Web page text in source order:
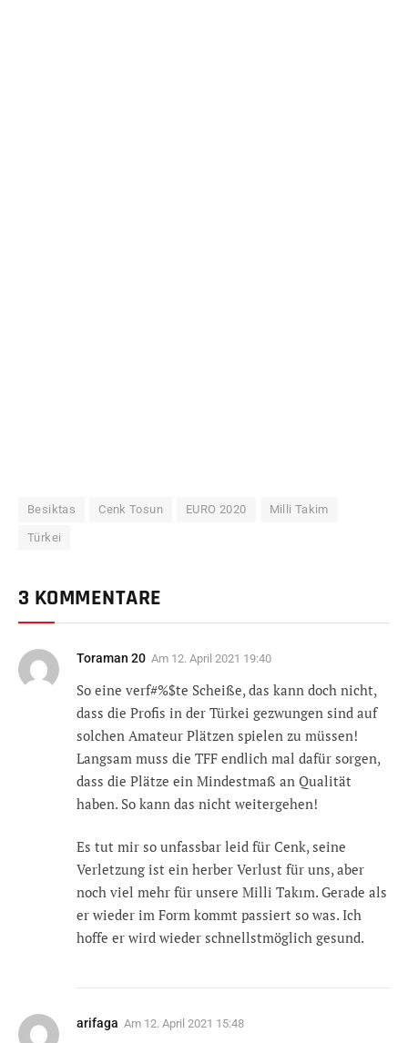
Besiktas Cenk Tosun EURO 2020 Milli Takim
Türkei
3 KOMMENTARE
Toraman 20 Am 12. April 2021 19:40
So eine verf#%$te Scheiße, das kann doch nicht,
dass die Profis in der Türkei gezwungen sind auf
solchen Amateur Plätzen spielen zu müssen!
Langsam muss die TFF endlich mal dafür sorgen,
dass die Plätze ein Mindestmaß an Qualität
haben. So kann das nicht weitergehen!
Es tut mir so unfassbar leid für Cenk, seine
Verletzung ist ein herber Verlust für uns, aber
noch viel mehr für unsere Milli Takım. Gerade als
er wieder im Form kommt passiert so was. Ich
hoffe er wird wieder schnellstmöglich gesund.
arifaga Am 12. April 2021 15:48